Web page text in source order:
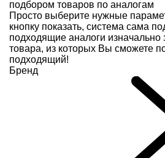
подбором товаров по аналогам
Просто выберите нужные
кнопку показать, система сама
подходящие аналоги
товара, из которых Вы сможете
подходящий!
Бренд